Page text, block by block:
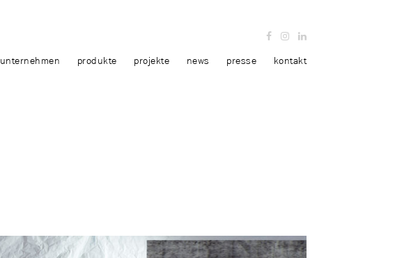
unternehmen produkte projekte news presse kontakt